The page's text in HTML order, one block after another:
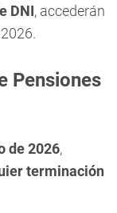
DNI, accederán
Pensiones
de 2026,
terminación